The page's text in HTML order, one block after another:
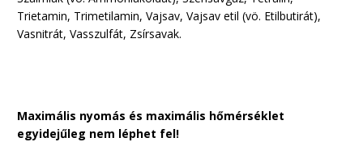
Trietamin, Trimetilamin, Vajsav, Vajsav etil (vö. Etilbutirát),
Vasnitrát, Vasszulfát, Zsírsavak.
Maximális nyomás és maximális hőmérséklet
egyidejűleg nem léphet fel!